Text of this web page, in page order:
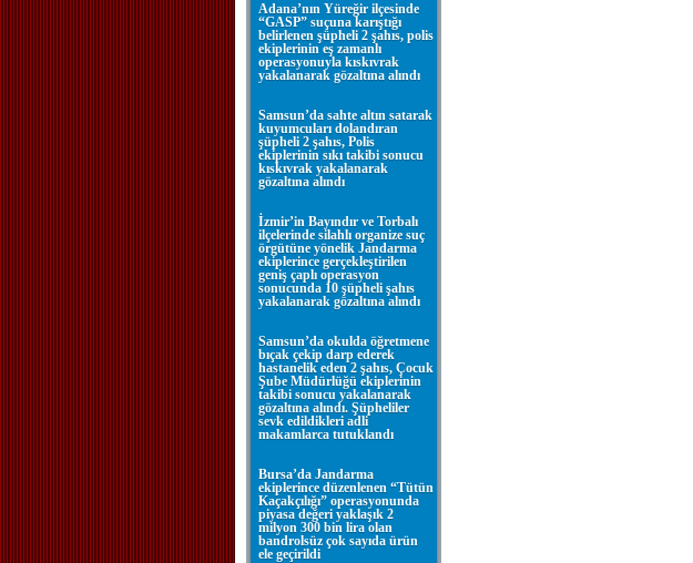
Adana’nın Yüreğir ilçesinde
“GASP” suçuna karıştığı
belirlenen şüpheli 2 şahıs, polis
ekiplerinin eş zamanlı
operasyonuyla kıskıvrak
yakalanarak gözaltına alındı
Samsun’da sahte altın satarak
kuyumcuları dolandıran
şüpheli 2 şahıs, Polis
ekiplerinin sıkı takibi sonucu
kıskıvrak yakalanarak
gözaltına alındı
İzmir’in Bayındır ve Torbalı
ilçelerinde silahlı organize suç
örgütüne yönelik Jandarma
ekiplerince gerçekleştirilen
geniş çaplı operasyon
sonucunda 10 şüpheli şahıs
yakalanarak gözaltına alındı
Samsun’da okulda öğretmene
bıçak çekip darp ederek
hastanelik eden 2 şahıs, Çocuk
Şube Müdürlüğü ekiplerinin
takibi sonucu yakalanarak
gözaltına alındı. Şüpheliler
sevk edildikleri adli
makamlarca tutuklandı
Bursa’da Jandarma
ekiplerince düzenlenen “Tütün
Kaçakçılığı” operasyonunda
piyasa değeri yaklaşık 2
milyon 300 bin lira olan
bandrolsüz çok sayıda ürün
ele geçirildi